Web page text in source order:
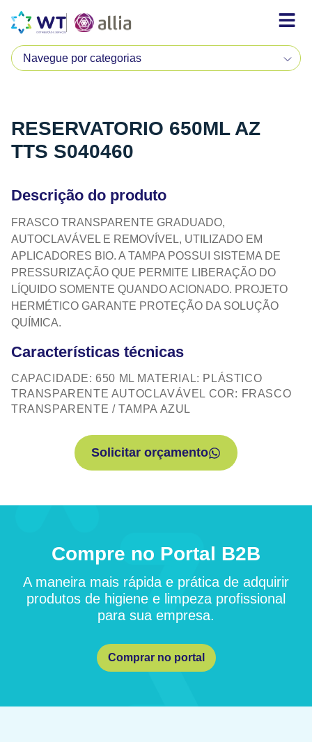
RESERVATORIO 650ML AZ
TTS S040460
Descrição do produto
FRASCO TRANSPARENTE GRADUADO,
AUTOCLAVÁVEL E REMOVÍVEL, UTILIZADO EM
APLICADORES BIO. A TAMPA POSSUI SISTEMA DE
PRESSURIZAÇÃO QUE PERMITE LIBERAÇÃO DO
LÍQUIDO SOMENTE QUANDO ACIONADO. PROJETO
HERMÉTICO GARANTE PROTEÇÃO DA SOLUÇÃO
QUÍMICA.
Características técnicas
CAPACIDADE: 650 ML MATERIAL: PLÁSTICO
TRANSPARENTE AUTOCLAVÁVEL COR: FRASCO
TRANSPARENTE / TAMPA AZUL
Solicitar orçamento
Compre no Portal B2B
A maneira mais rápida e prática de adquirir
produtos de higiene e limpeza profissional
para sua empresa.
Comprar no portal